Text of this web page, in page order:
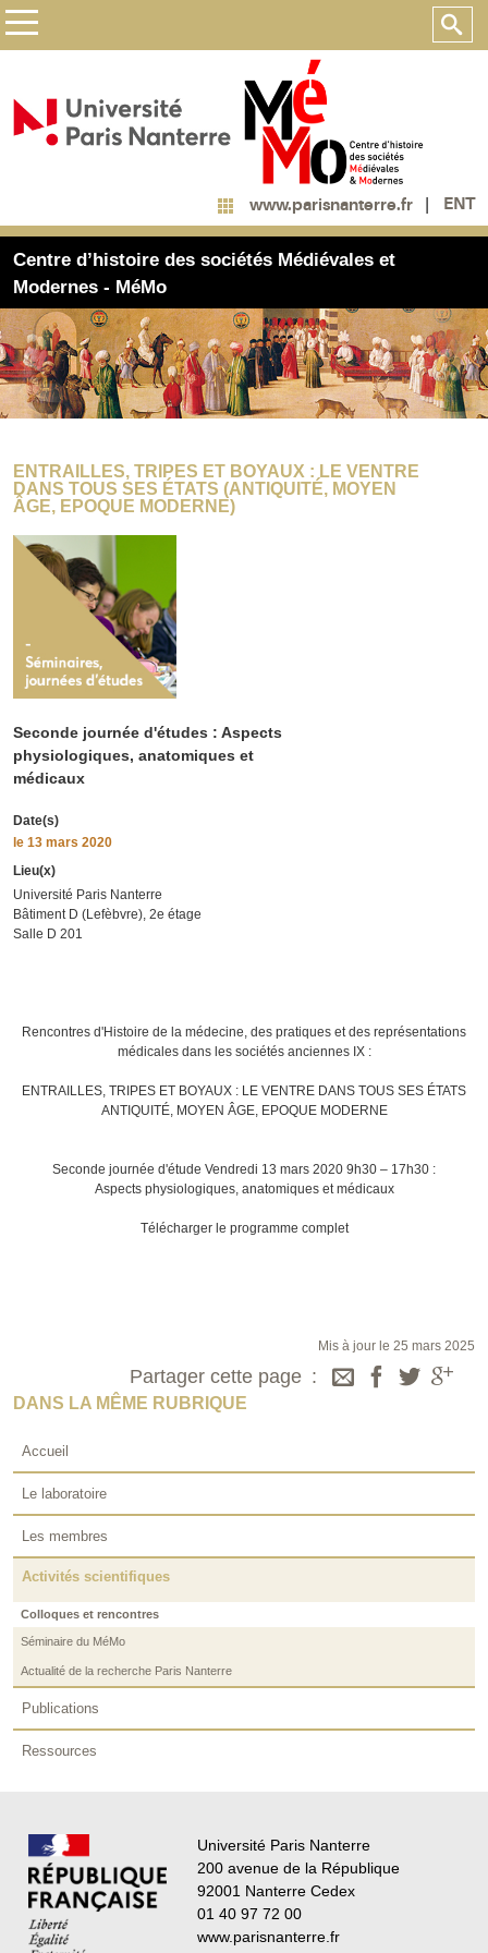
www.parisnanterre.fr ENT
Centre d’histoire des sociétés Médiévales et
Modernes - MéMo
ENTRAILLES, TRIPES ET BOYAUX : LE VENTRE
DANS TOUS SES ÉTATS (ANTIQUITÉ, MOYEN
ÂGE, EPOQUE MODERNE)
Seconde journée d'études : Aspects
physiologiques, anatomiques et
médicaux
Date(s)
le 13 mars 2020
Lieu(x)
Université Paris Nanterre
Bâtiment D (Lefèbvre), 2e étage
Salle D 201
Rencontres d'Histoire de la médecine, des pratiques et des représentations
médicales dans les sociétés anciennes IX :
ENTRAILLES, TRIPES ET BOYAUX : LE VENTRE DANS TOUS SES ÉTATS
ANTIQUITÉ, MOYEN ÂGE, EPOQUE MODERNE
Seconde journée d'étude Vendredi 13 mars 2020 9h30 – 17h30 :
Aspects physiologiques, anatomiques et médicaux
Télécharger le programme complet
Mis à jour le 25 mars 2025
Partager cette page
DANS LA MÊME RUBRIQUE
Accueil
Le laboratoire
Les membres
Activités scientifiques
Colloques et rencontres
Séminaire du MéMo
Actualité de la recherche Paris Nanterre
Publications
Ressources
Université Paris Nanterre
200 avenue de la République
92001 Nanterre Cedex
01 40 97 72 00
www.parisnanterre.fr